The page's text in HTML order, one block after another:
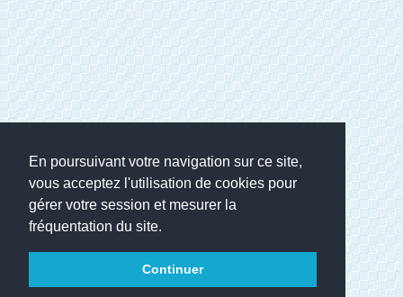
En poursuivant votre navigation sur ce site,
vous acceptez l'utilisation de cookies pour
gérer votre session et mesurer la
fréquentation du site.
Continuer